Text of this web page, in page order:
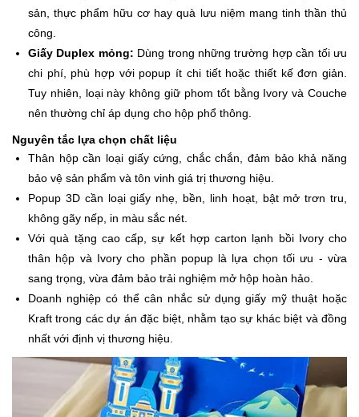
sản, thực phẩm hữu cơ hay quà lưu niệm mang tinh thần thủ
công.
Giấy Duplex mỏng: Dùng trong những trường hợp cần tối ưu
chi phí, phù hợp với popup ít chi tiết hoặc thiết kế đơn giản.
Tuy nhiên, loại này không giữ phom tốt bằng Ivory và Couche
nên thường chỉ áp dụng cho hộp phổ thông.
Nguyên tắc lựa chọn chất liệu
Thân hộp cần loại giấy cứng, chắc chắn, đảm bảo khả năng
bảo vệ sản phẩm và tôn vinh giá trị thương hiệu.
Popup 3D cần loại giấy nhẹ, bền, linh hoạt, bật mở trơn tru,
không gãy nếp, in màu sắc nét.
Với quà tặng cao cấp, sự kết hợp carton lạnh bồi Ivory cho
thân hộp và Ivory cho phần popup là lựa chọn tối ưu - vừa
sang trọng, vừa đảm bảo trải nghiệm mở hộp hoàn hảo.
Doanh nghiệp có thể cân nhắc sử dụng giấy mỹ thuật hoặc
Kraft trong các dự án đặc biệt, nhằm tạo sự khác biệt và đồng
nhất với định vị thương hiệu.